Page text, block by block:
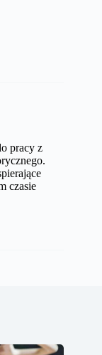
pracy z
czasie